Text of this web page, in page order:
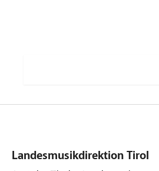
Landesmusikdirektion Tirol